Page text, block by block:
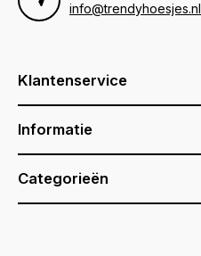
info@trendyhoesjes.nl
Klantenservice
Informatie
Categorieën